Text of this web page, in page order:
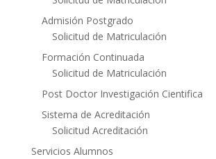
Admisión Postgrado
Solicitud de Matriculación
Formación Continuada
Solicitud de Matriculación
Post Doctor Investigación Cientifica
Sistema de Acreditación
Solicitud Acreditación
Servicios Alumnos